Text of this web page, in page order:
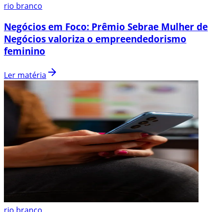
rio branco
Negócios em Foco: Prêmio Sebrae Mulher de
Negócios valoriza o empreendedorismo
feminino
Ler matéria
rio branco